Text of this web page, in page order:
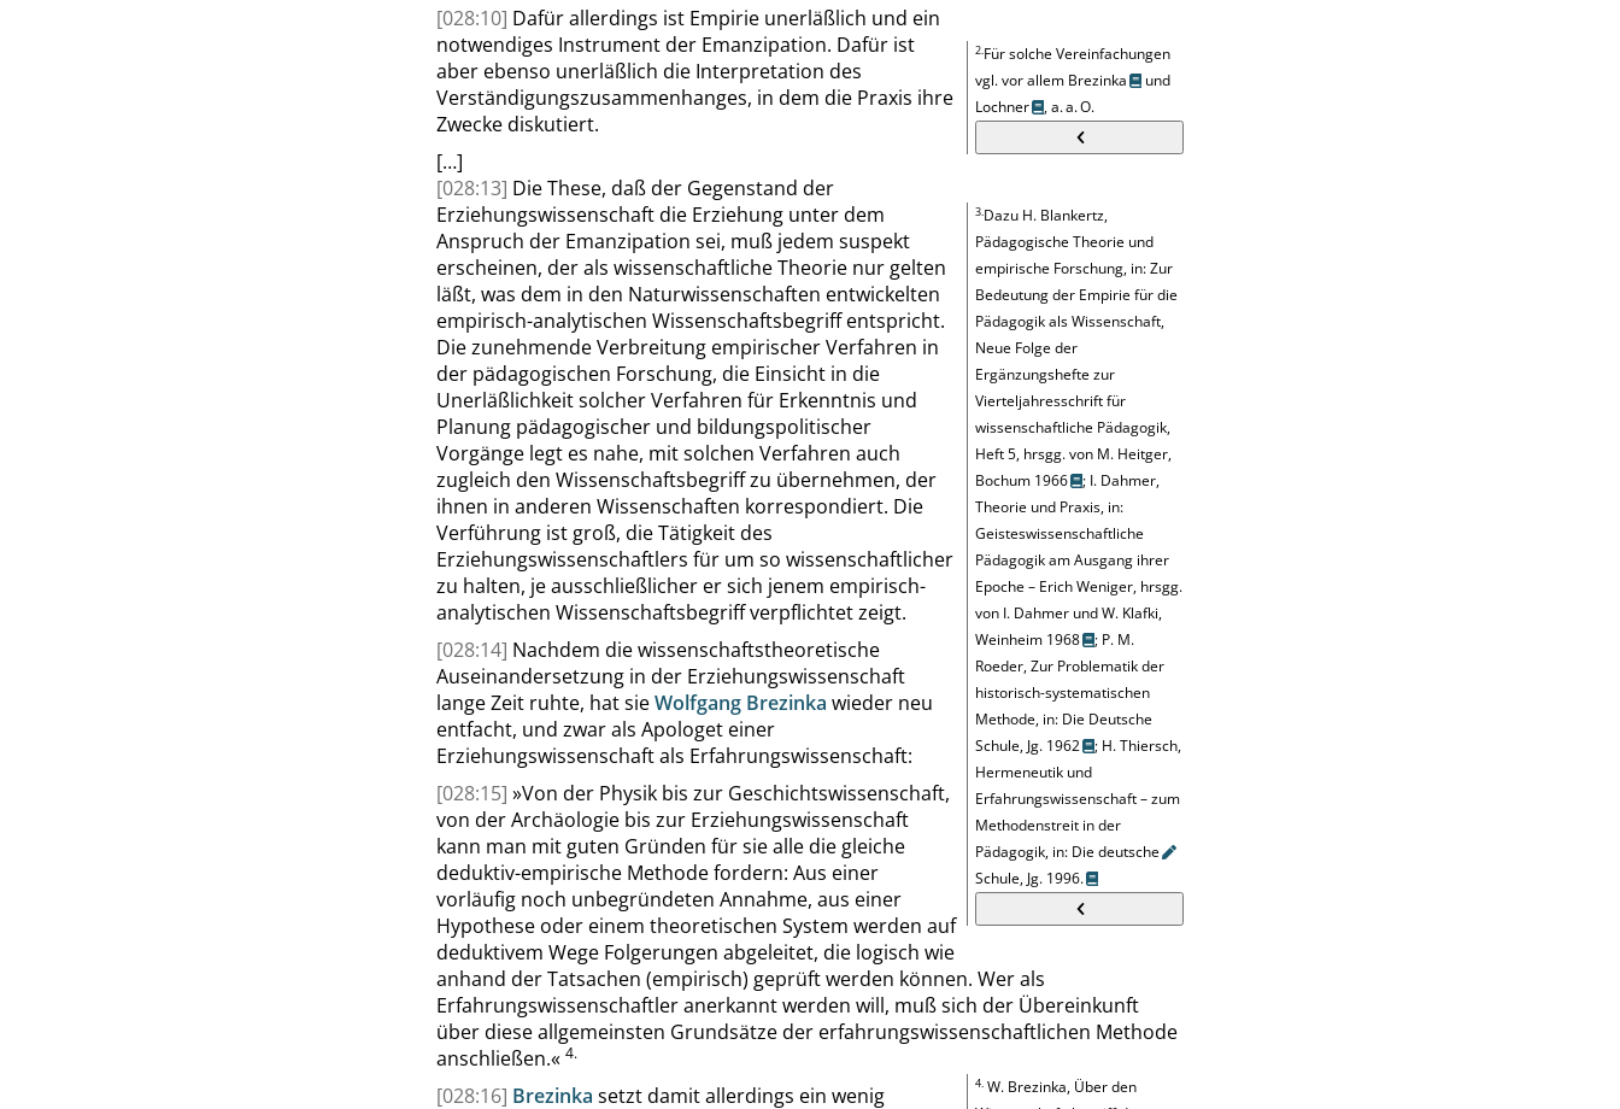
2. Für solche Vereinfachungen
vgl. vor allem Brezinka
und
Lochner
, a. a. O.
3. Dazu H. Blankertz,
Pädagogische Theorie und
empirische Forschung, in: Zur
Bedeutung der Empirie für die
Pädagogik als Wissenschaft,
Neue Folge der
Ergänzungshefte zur
Vierteljahresschrift für
wissenschaftliche Pädagogik,
Heft 5, hrsgg. von M. Heitger,
Bochum 1966
; I. Dahmer,
Theorie und Praxis, in:
Geisteswissenschaftliche
Pädagogik am Ausgang ihrer
Epoche – Erich Weniger, hrsgg.
von I. Dahmer und W. Klafki,
Weinheim 1968
; P. M.
Roeder, Zur Problematik der
historisch-systematischen
Methode, in: Die Deutsche
Schule, Jg. 1962
; H.Thiersch,
Hermeneutik und
Erfahrungswissenschaft – zum
Methodenstreit in der
Pädagogik, in: Diedeutsche
Schule, Jg. 1996.
[028:10] Dafür allerdings ist Empirie unerläßlich und ein
notwendiges Instrument der Emanzipation. Dafür ist
aber ebenso unerläßlich die Interpretation des
Verständigungszusammenhanges, in dem die Praxis ihre
Zwecke diskutiert.
[…]
[028:13] Die These, daß der Gegenstand der
Erziehungswissenschaft die Erziehung unter dem
Anspruch der Emanzipation sei, muß jedem suspekt
erscheinen, der als wissenschaftliche Theorie nur gelten
läßt, was dem in den Naturwissenschaften entwickelten
empirisch-analytischen Wissenschaftsbegriff entspricht.
Die zunehmende Verbreitung empirischer Verfahren in
der pädagogischen Forschung, die Einsicht in die
Unerläßlichkeit solcher Verfahren für Erkenntnis und
Planung pädagogischer und bildungspolitischer
Vorgänge legt es nahe, mit solchen Verfahren auch
zugleich den Wissenschaftsbegriff zu übernehmen, der
ihnen in anderen Wissenschaften korrespondiert. Die
Verführung ist groß, die Tätigkeit des
Erziehungswissenschaftlers für um so wissenschaftlicher
zu halten, je ausschließlicher er sich jenem empirisch-
analytischen Wissenschaftsbegriff verpflichtet zeigt.
[028:14] Nachdem die wissenschaftstheoretische
Auseinandersetzung in der Erziehungswissenschaft
lange Zeit ruhte, hat sieWolfgang Brezinka wieder neu
entfacht, und zwar als Apologet einer
Erziehungswissenschaft als Erfahrungswissenschaft:
[028:15] »Von der Physik bis zur Geschichtswissenschaft,
von der Archäologie bis zur Erziehungswissenschaft
kann man mit guten Gründen für sie alle die gleiche
deduktiv-empirische Methode fordern: Aus einer
vorläufig noch unbegründeten Annahme, aus einer
Hypothese oder einem theoretischen System werden auf
deduktivem Wege Folgerungen abgeleitet, die logisch wie
anhand der Tatsachen (empirisch) geprüft werden können. Wer als
Erfahrungswissenschaftler anerkannt werden will, muß sich der Übereinkunft
über diese allgemeinsten Grundsätze der erfahrungswissenschaftlichen Methode
anschließen.« 4.
4. W. Brezinka, Über den
[028:16] Brezinka setzt damit allerdings ein wenig